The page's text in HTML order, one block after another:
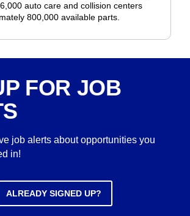
auto care and collision centers
800,000 available parts.
FOR JOB
job alerts about opportunities you
in!
ALREADY SIGNED UP?